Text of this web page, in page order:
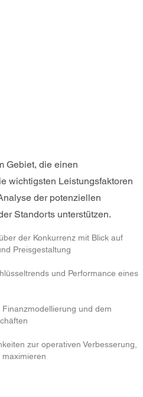
Gebiet, die einen
wichtigsten Leistungsfaktoren
der potenziellen
Standorts unterstützen.
der Konkurrenz mit Blick auf
Preisgestaltung
und Performance eines
und dem
zur operativen Verbesserung,